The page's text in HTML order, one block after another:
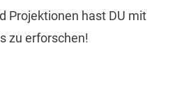
Projektionen hast DU mit
zu erforschen!